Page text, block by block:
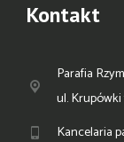
Kontakt
Parafia
ul. Krupówki
Kancelaria